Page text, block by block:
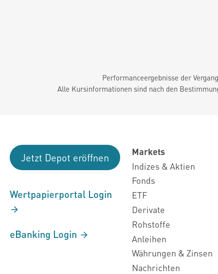
Performanceergebnisse der
Alle Kursinformationen sind nach den
Jetzt Depot eröffnen
Wertpapierportal Login
eBanking Login
Markets
Indizes & Aktien
Fonds
ETF
Derivate
Rohstoffe
Anleihen
Währungen & Zinsen
Nachrichten